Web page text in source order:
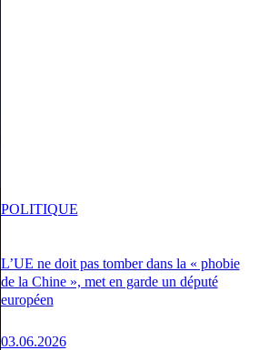
L’UE ne doit pas tomber dans la « phobie
de la Chine », met en garde un député
européen
03.06.2026
POLITIQUE